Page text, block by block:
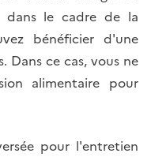
dans le cadre de la
bénéficier d'une
ce cas, vous ne
alimentaire pour
pour l'entretien